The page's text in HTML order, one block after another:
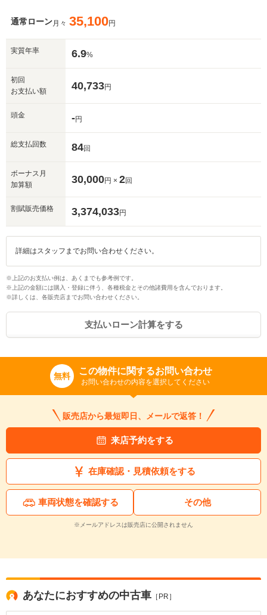
通常ローン月々 35,100円
実質年率 6.9%
初回
お支払い額
40,733円
頭金 -円
総支払回数 84回
ボーナス月
加算額
30,000円 × 2回
割賦販売価格 3,374,033円
詳細はスタッフまでお問い合わせください。
※上記のお支払い例は、あくまでも参考例です。
※上記の金額には購入・登録に伴う、各種税金とその他諸費用を含んでおります。
※詳しくは、各販売店までお問い合わせください。
支払いローン計算をする
無料 この物件に関するお問い合わせ
お問い合わせの内容を選択してください
販売店から最短即日、メールで返答！
来店予約をする
在庫確認・見積依頼をする
車両状態を確認する その他
※メールアドレスは販売店に公開されません
あなたにおすすめの中古車 ［PR］
入力途中の情報を保存しますか？
※次回問い合わせをする際に自動入力されます
※保存された情報は90日で破棄されます